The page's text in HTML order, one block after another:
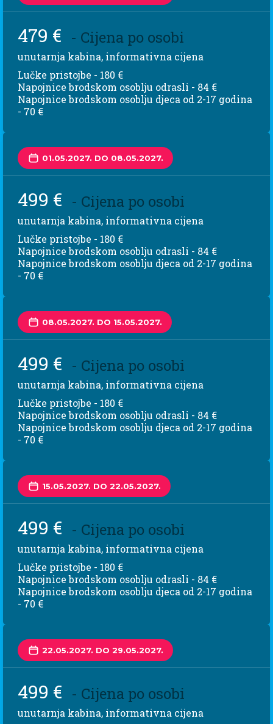
479 € - Cijena po osobi
unutarnja kabina, informativna cijena
Lučke pristojbe - 180 €
Napojnice brodskom osoblju odrasli - 84 €
Napojnice brodskom osoblju djeca od 2-17 godina
- 70 €
01.05.2027. DO 08.05.2027.
499 € - Cijena po osobi
unutarnja kabina, informativna cijena
Lučke pristojbe - 180 €
Napojnice brodskom osoblju odrasli - 84 €
Napojnice brodskom osoblju djeca od 2-17 godina
- 70 €
08.05.2027. DO 15.05.2027.
499 € - Cijena po osobi
unutarnja kabina, informativna cijena
Lučke pristojbe - 180 €
Napojnice brodskom osoblju odrasli - 84 €
Napojnice brodskom osoblju djeca od 2-17 godina
- 70 €
15.05.2027. DO 22.05.2027.
499 € - Cijena po osobi
unutarnja kabina, informativna cijena
Lučke pristojbe - 180 €
Napojnice brodskom osoblju odrasli - 84 €
Napojnice brodskom osoblju djeca od 2-17 godina
- 70 €
22.05.2027. DO 29.05.2027.
499 € - Cijena po osobi
unutarnja kabina, informativna cijena